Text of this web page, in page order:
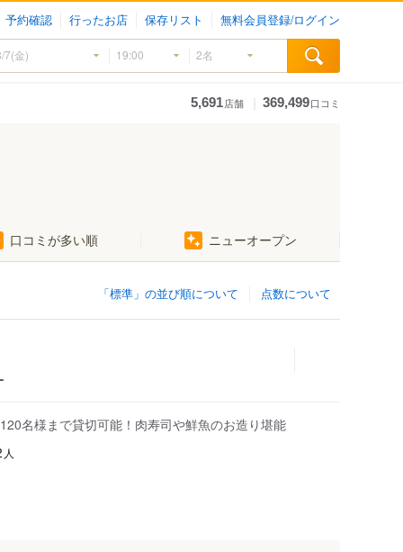
予約確認 行ったお店 保存リスト 無料会員登録/ログイン
5,691店舗 369,499口コミ
口コミが多い順 ニューオープン
点数について
「標準」の並び順について
名様まで貸切可能！肉寿司や鮮魚のお造り堪能
人